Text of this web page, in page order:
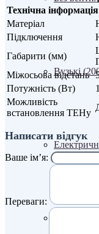
Вузькі
Технічна інформація
Матеріал
Підключення
Габарити (мм)
Міжосьова відстань
Потужність (Вт)
Можливість
встановлення ТЕНу
Написати відгук
Ваше ім’я:
Переваги: